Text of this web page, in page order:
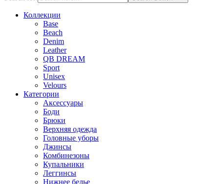
Коллекции
Base
Beach
Denim
Leather
QB DREAM
Sport
Unisex
Velours
Категории
Аксессуары
Боди
Брюки
Верхняя одежда
Головные уборы
Джинсы
Комбинезоны
Купальники
Леггинсы
Нижнее белье